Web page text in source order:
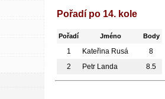
Pořadí po 14. kole
Pořadí Jméno Body
1 Kateřina Rusá
8
2
Petr Landa 8.5